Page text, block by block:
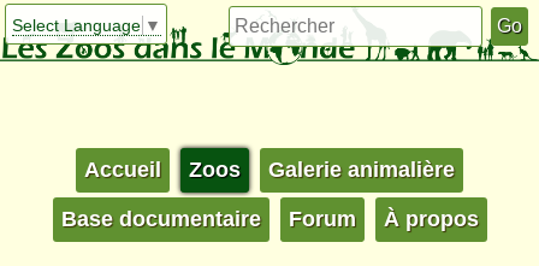
Select Language ▼
Accueil Zoos Galerie animalière
Base documentaire Forum À propos